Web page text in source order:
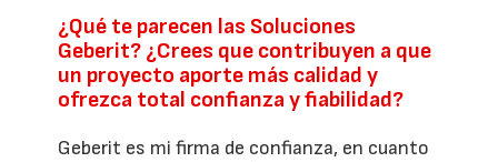
¿Qué te parecen las Soluciones
Geberit? ¿Crees que contribuyen a que
un proyecto aporte más calidad y
ofrezca total confianza y fiabilidad?
Geberit es mi firma de confianza, en cuanto